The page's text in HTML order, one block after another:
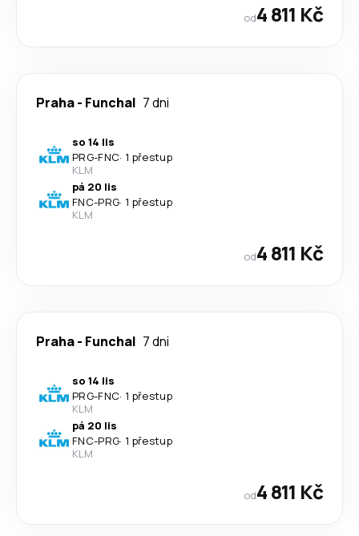
od4 811 Kč
Praha- Funchal 7 dni
so 14 lis
PRG-FNC· 1 přestup
KLM
pá 20 lis
FNC-PRG· 1 přestup
KLM
od4 811 Kč
Praha- Funchal 7 dni
so 14 lis
PRG-FNC· 1 přestup
KLM
pá 20 lis
FNC-PRG· 1 přestup
KLM
od4 811 Kč